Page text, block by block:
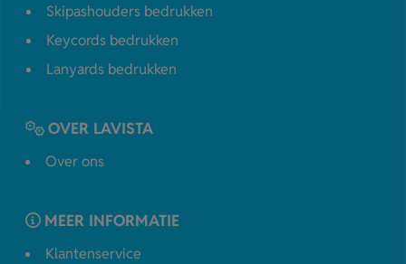
Skipashouders bedrukken
Keycords bedrukken
Lanyards bedrukken
OVER LAVISTA
Over ons
MEER INFORMATIE
Klantenservice